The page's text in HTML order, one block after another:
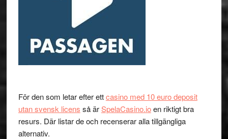
För den som letar efter ettcasino med 10 euro deposit
utan svensk licens så ärSpelaCasino.ioen riktigt bra
resurs. Där listar de och recenserar alla tillgängliga
alternativ.